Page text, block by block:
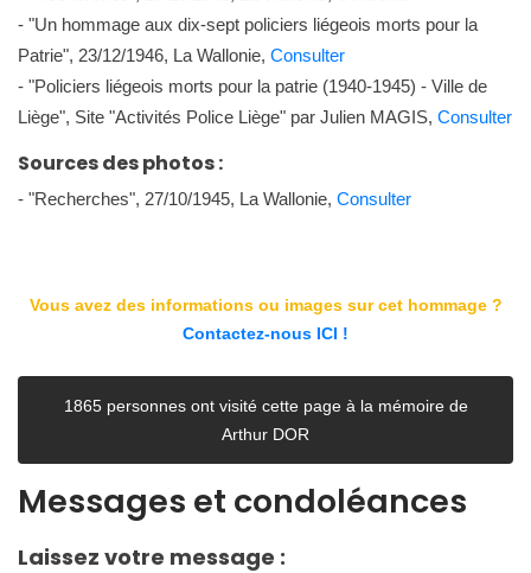
- "Un hommage aux dix-sept policiers liégeois morts pour la
Patrie", 23/12/1946, La Wallonie, Consulter
- "Policiers liégeois morts pour la patrie (1940-1945) - Ville de
Liège", Site "Activités Police Liège" par Julien MAGIS, Consulter
Sources des photos :
- "Recherches", 27/10/1945, La Wallonie, Consulter
Vous avez des informations ou images sur cet hommage ?
Contactez-nous ICI !
1865 personnes ont visité cette page à la mémoire de
Arthur DOR
Messages et condoléances
Laissez votre message :